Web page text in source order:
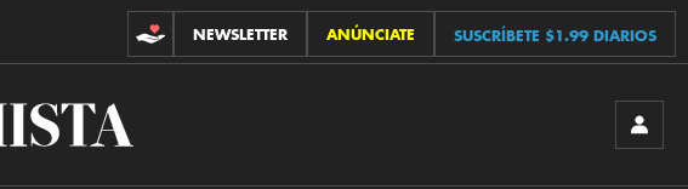
CONTRIBUCIONES
NEWSLETTER ANÚNCIATE SUSCRÍBETE $1.99 DIARIOS